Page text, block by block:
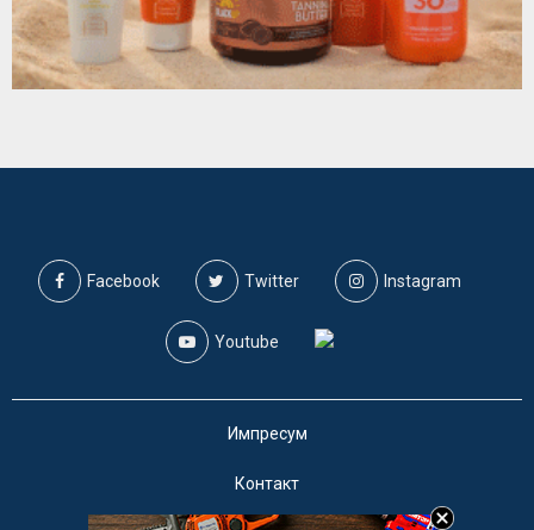
Facebook Twitter Instagram
Youtube
Импресум
Контакт